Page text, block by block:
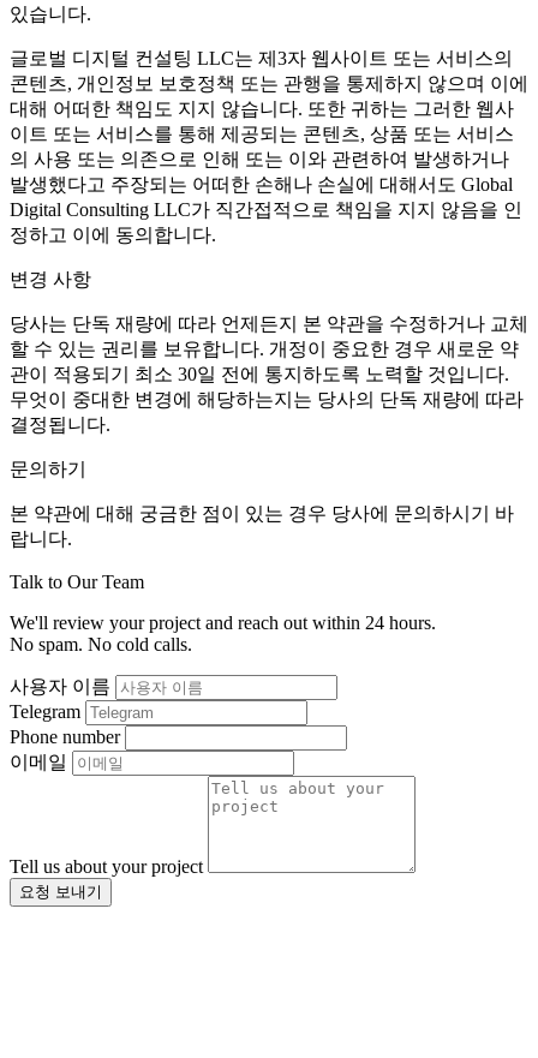
있습니다.
글로벌 디지털 컨설팅 LLC는 제3자 웹사이트 또는 서비스의
콘텐츠, 개인정보 보호정책 또는 관행을 통제하지 않으며 이에
대해 어떠한 책임도 지지 않습니다. 또한 귀하는 그러한 웹사
이트 또는 서비스를 통해 제공되는 콘텐츠, 상품 또는 서비스
의 사용 또는 의존으로 인해 또는 이와 관련하여 발생하거나
발생했다고 주장되는 어떠한 손해나 손실에 대해서도 Global
Digital Consulting LLC가 직간접적으로 책임을 지지 않음을 인
정하고 이에 동의합니다.
변경 사항
당사는 단독 재량에 따라 언제든지 본 약관을 수정하거나 교체
할 수 있는 권리를 보유합니다. 개정이 중요한 경우 새로운 약
관이 적용되기 최소 30일 전에 통지하도록 노력할 것입니다.
무엇이 중대한 변경에 해당하는지는 당사의 단독 재량에 따라
결정됩니다.
문의하기
본 약관에 대해 궁금한 점이 있는 경우 당사에 문의하시기 바
랍니다.
Talk to Our Team
We'll review your project and reach out within 24 hours.
No spam. No cold calls.
사용자 이름
Telegram
Phone number
이메일
Tell us about your project
요청 보내기